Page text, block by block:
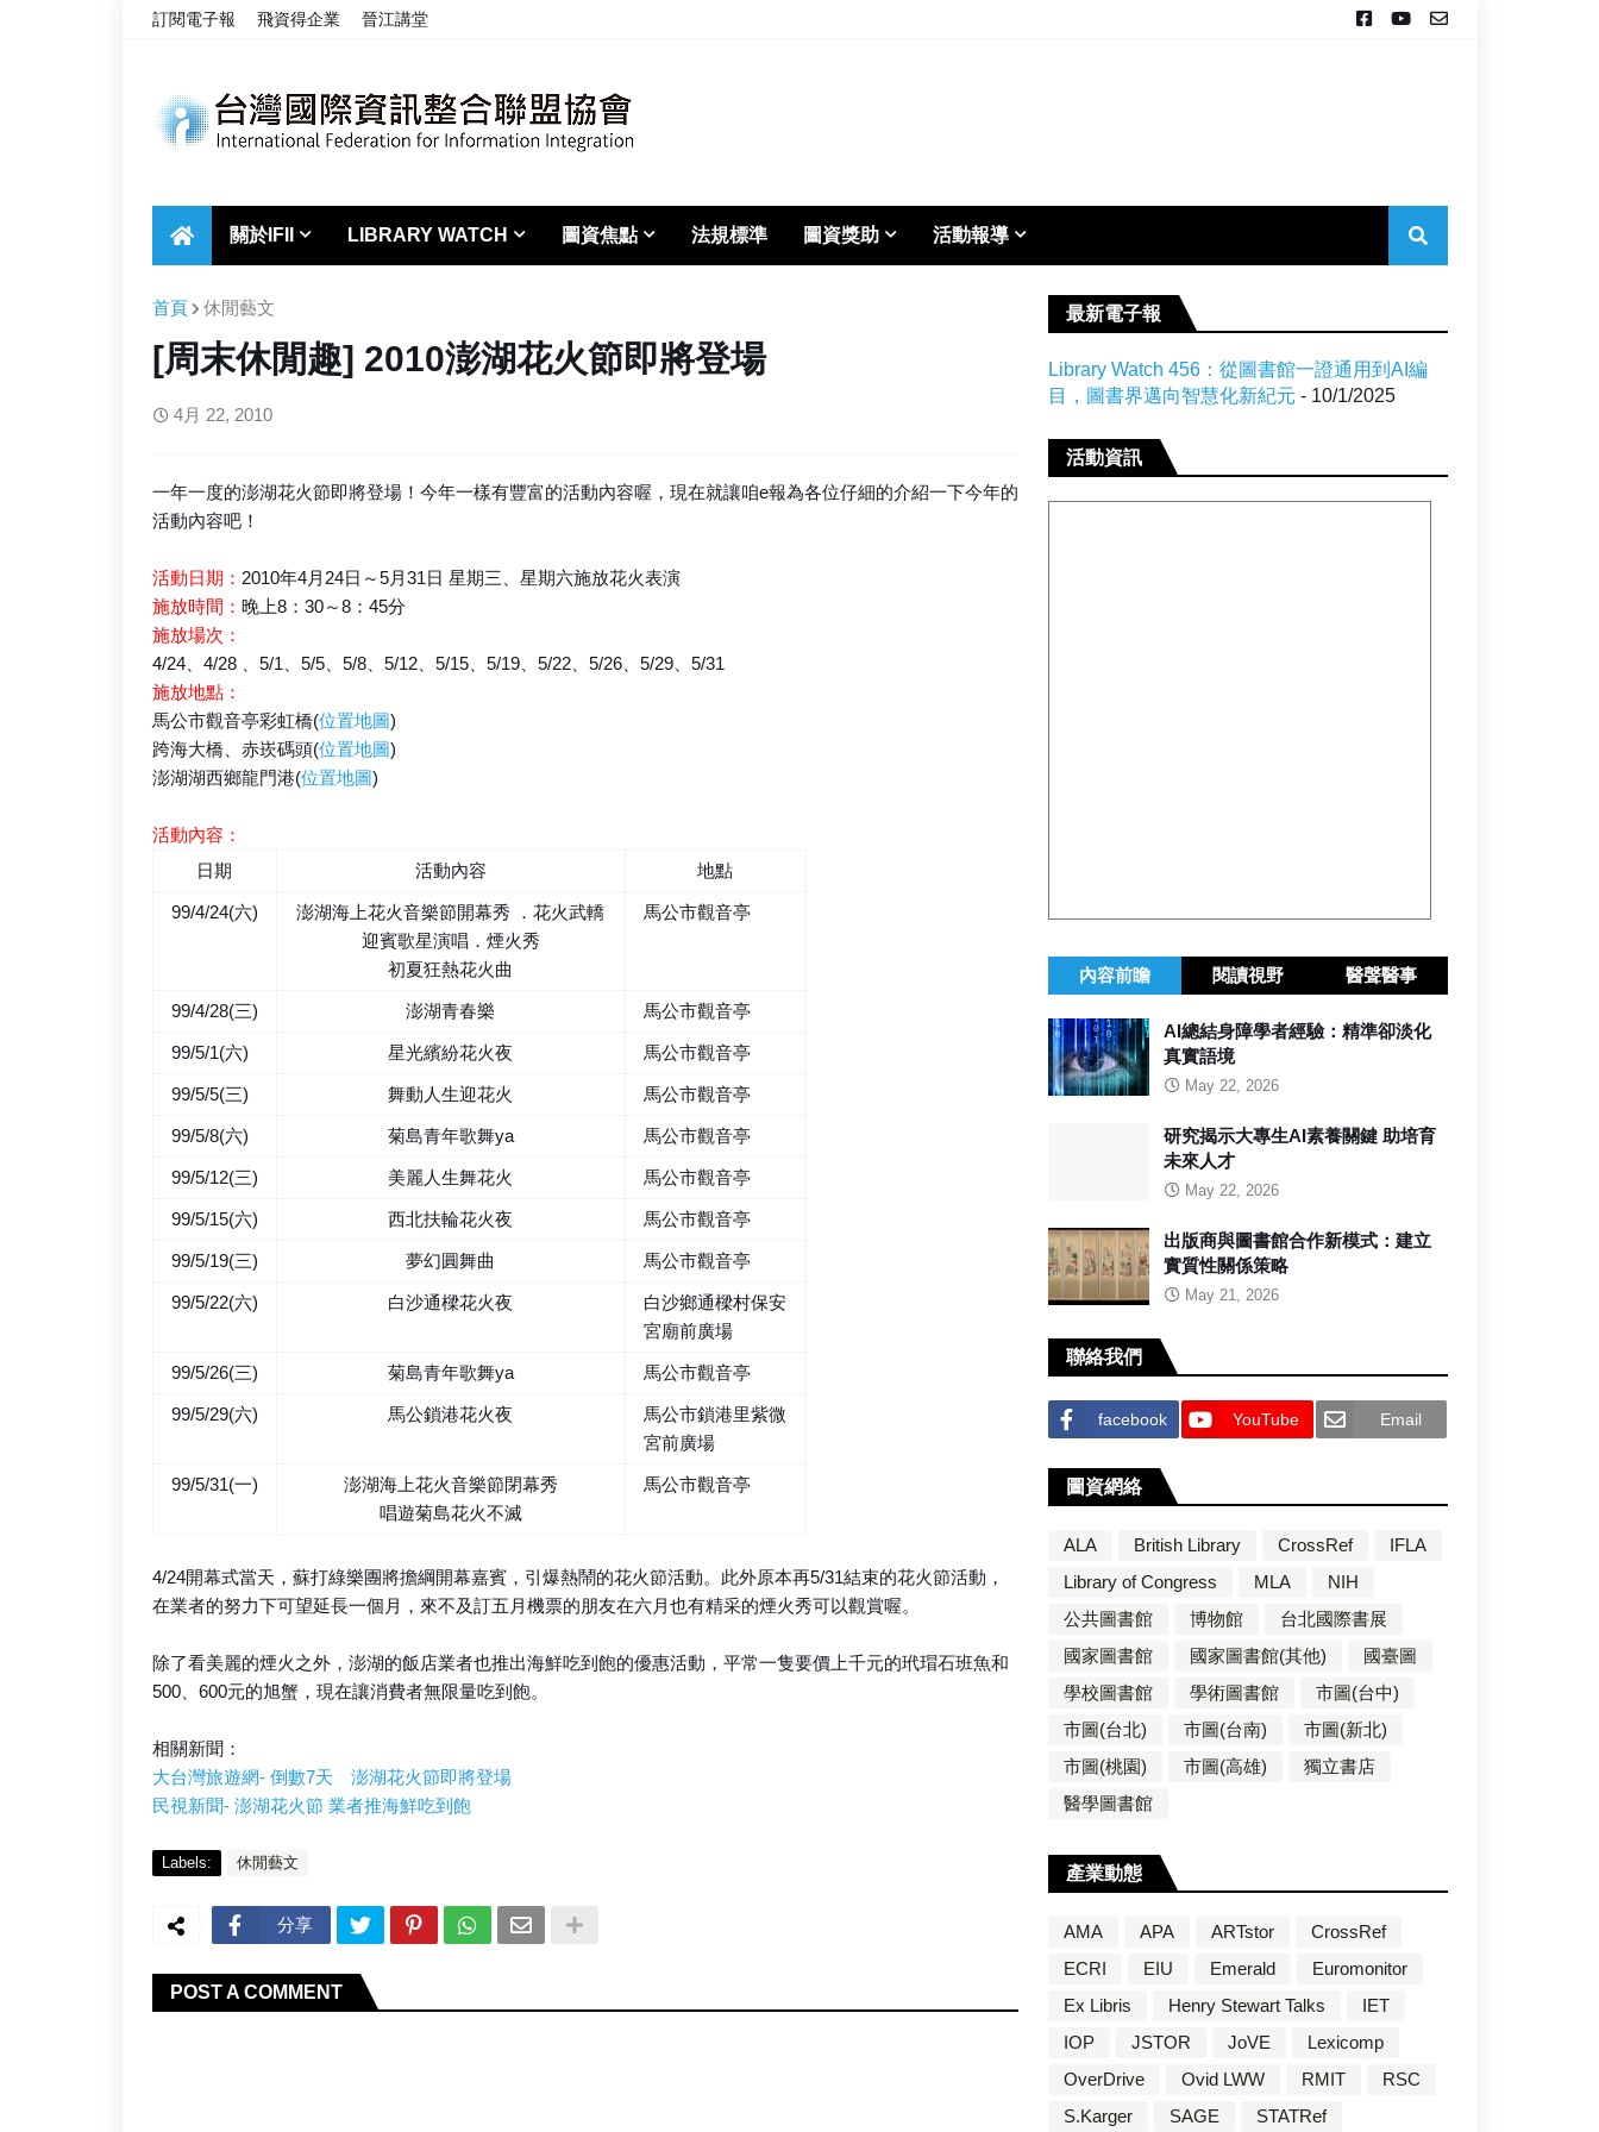
訂閱電子報 飛資得企業 晉江講堂
關於IFII LIBRARY WATCH 圖資焦點 法規標準 圖資獎助 活動報導
首頁 休閒藝文
[周末休閒趣] 2010澎湖花火節即將登場
4月 22, 2010
一年一度的澎湖花火節即將登場！今年一樣有豐富的活動內容喔，現在就讓咱e報為各位仔細的介紹一下今年的
活動內容吧！
活動日期： 2010年4月24日～5月31日 星期三、星期六施放花火表演
施放時間： 晚上8：30～8：45分
施放場次：
4/24、4/28 、5/1、5/5、5/8、5/12、5/15、5/19、5/22、5/26、5/29、5/31
施放地點：
馬公市觀音亭彩虹橋(位置地圖)
跨海大橋、赤崁碼頭(位置地圖)
澎湖湖西鄉龍門港(位置地圖)
活動內容：
日期
活動內容 地點
99/4/24(六)
澎湖海上花火音樂節開幕秀 ．花火武轎
迎賓歌星演唱．煙火秀
初夏狂熱花火曲
馬公市觀音亭
99/4/28(三) 澎湖青春樂 馬公市觀音亭
99/5/1(六) 星光繽紛花火夜 馬公市觀音亭
99/5/5(三) 舞動人生迎花火 馬公市觀音亭
99/5/8(六) 菊島青年歌舞ya 馬公市觀音亭
99/5/12(三) 美麗人生舞花火 馬公市觀音亭
99/5/15(六) 西北扶輪花火夜 馬公市觀音亭
99/5/19(三) 夢幻圓舞曲 馬公市觀音亭
99/5/22(六) 白沙通樑花火夜
白沙鄉通樑村保安
宮廟前廣場
99/5/26(三) 菊島青年歌舞ya 馬公市觀音亭
99/5/29(六) 馬公鎖港花火夜
馬公市鎖港里紫微
宮前廣場
99/5/31(一)
澎湖海上花火音樂節閉幕秀
唱遊菊島花火不滅
馬公市觀音亭
4/24開幕式當天，蘇打綠樂團將擔綱開幕嘉賓，引爆熱鬧的花火節活動。此外原本再5/31結束的花火節活動，
在業者的努力下可望延長一個月，來不及訂五月機票的朋友在六月也有精采的煙火秀可以觀賞喔。
除了看美麗的煙火之外，澎湖的飯店業者也推出海鮮吃到飽的優惠活動，平常一隻要價上千元的玳瑁石班魚和
500、600元的旭蟹，現在讓消費者無限量吃到飽。
相關新聞：
大台灣旅遊網- 倒數7天 澎湖花火節即將登場
民視新聞- 澎湖花火節 業者推海鮮吃到飽
Labels: 休閒藝文
分享
POST A COMMENT
最新電子報
Library Watch 456：從圖書館一證通用到AI編
目，圖書界邁向智慧化新紀元 - 10/1/2025
活動資訊
內容前瞻 閱讀視野 醫聲醫事
AI總結身障學者經驗：精準卻淡化
真實語境
May 22, 2026
研究揭示大專生AI素養關鍵 助培育
未來人才
May 22, 2026
出版商與圖書館合作新模式：建立
實質性關係策略
May 21, 2026
聯絡我們
facebook YouTube Email
圖資網絡
ALA British Library CrossRef
IFLA
Library of Congress
MLA
NIH
公共圖書館
博物館
台北國際書展
國家圖書館
國家圖書館(其他)
國臺圖
學校圖書館
學術圖書館
市圖(台中)
市圖(台北)
市圖(台南)
市圖(新北)
市圖(桃園)
市圖(高雄)
獨立書店
醫學圖書館
產業動態
AMA APA ARTstor
CrossRef
ECRI
EIU Emerald
Euromonitor
Ex Libris
Henry Stewart Talks
IET
IOP
JSTOR JoVE
Lexicomp
OverDrive
Ovid LWW RMIT
RSC
S.Karger
SAGE STATRef